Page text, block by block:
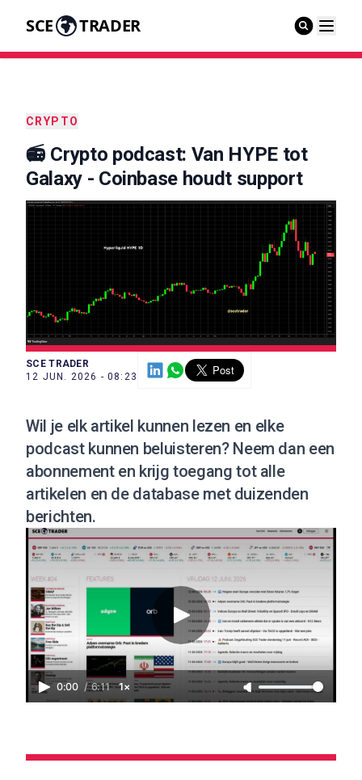
SCE TRADER
CRYPTO
📻 Crypto podcast: Van HYPE tot
Galaxy - Coinbase houdt support
SCE TRADER
12 JUN. 2026 - 08:23
Wil je elk artikel kunnen lezen en elke
podcast kunnen beluisteren? Neem dan een
abonnementen krijg toegang tot alle
artikelen en de database met duizenden
berichten.
0:00 / 6:11 1×